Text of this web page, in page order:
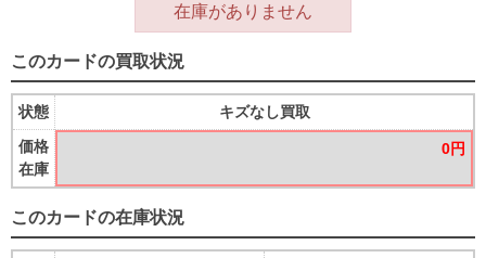
在庫がありません
このカードの買取状況
状態
価格
在庫
キズなし買取
0円
このカードの在庫状況